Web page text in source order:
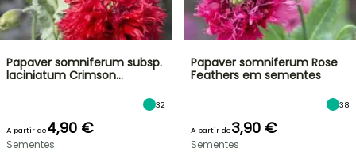
Papaver somniferum subsp.
laciniatum Crimson…
32
A partir de4,90 €
Sementes
Papaver somniferum Rose
Feathers em sementes
38
A partir de3,90 €
Sementes